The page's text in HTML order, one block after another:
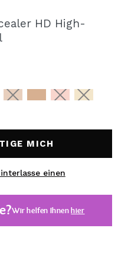
bei Maquillalia.de
den Status Ihrer
bisherigen Vorgänge
HD High-
MICH
einen
Wir helfen Ihnenhier